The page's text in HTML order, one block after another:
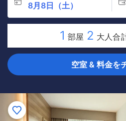
8月8日（土）
1 部屋 2 大人合
空室 & 料金を